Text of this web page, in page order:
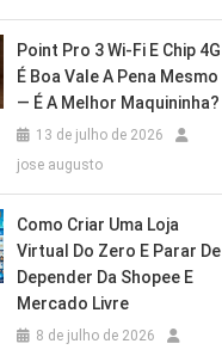
Point Pro 3 Wi‑Fi E Chip 4G
É Boa Vale A Pena Mesmo
— É A Melhor Maquininha?
13 de julho de 2026
jose augusto
Como Criar Uma Loja
Virtual Do Zero E Parar De
Depender Da Shopee E
Mercado Livre
8 de julho de 2026